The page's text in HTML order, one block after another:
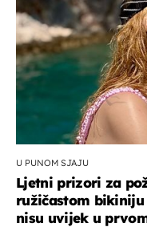
U PUNOM SJAJU
Ljetni prizori za
ružičastom
nisu uvijek u